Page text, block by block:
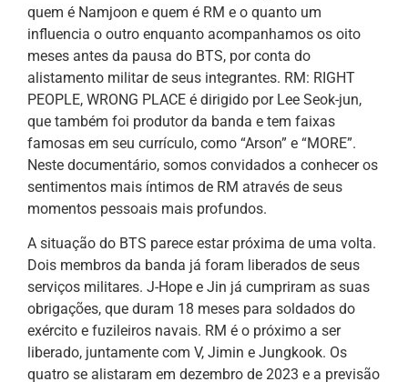
quem é Namjoon e quem é RM e o quanto um
influencia o outro enquanto acompanhamos os oito
meses antes da pausa do BTS, por conta do
alistamento militar de seus integrantes. RM: RIGHT
PEOPLE, WRONG PLACE é dirigido por Lee Seok-jun,
que também foi produtor da banda e tem faixas
famosas em seu currículo, como “Arson” e “MORE”.
Neste documentário, somos convidados a conhecer os
sentimentos mais íntimos de RM através de seus
momentos pessoais mais profundos.
A situação do BTS parece estar próxima de uma volta.
Dois membros da banda já foram liberados de seus
serviços militares. J-Hope e Jin já cumpriram as suas
obrigações, que duram 18 meses para soldados do
exército e fuzileiros navais. RM é o próximo a ser
liberado, juntamente com V, Jimin e Jungkook. Os
quatro se alistaram em dezembro de 2023 e a previsão